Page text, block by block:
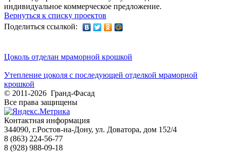
индивидуальное коммерческое предложение.
Вернуться к списку проектов
Поделиться ссылкой:
Цоколь отделан мраморной крошкой
Утепление цоколя с последующей отделкой мраморной
крошкой
© 2011-2026 Гранд-Фасад
Все права защищены
Контактная информация
344090, г.Ростов-на-Дону, ул. Доватора, дом 152/4
8 (863) 224-56-77
8 (928) 988-09-18